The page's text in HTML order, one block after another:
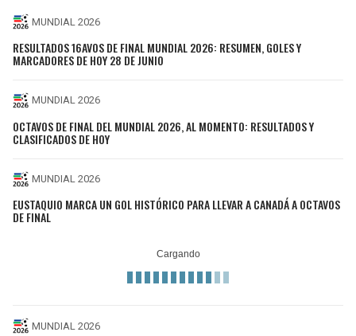
MUNDIAL 2026
RESULTADOS 16AVOS DE FINAL MUNDIAL 2026: RESUMEN, GOLES Y
MARCADORES DE HOY 28 DE JUNIO
MUNDIAL 2026
OCTAVOS DE FINAL DEL MUNDIAL 2026, AL MOMENTO: RESULTADOS Y
CLASIFICADOS DE HOY
MUNDIAL 2026
EUSTAQUIO MARCA UN GOL HISTÓRICO PARA LLEVAR A CANADÁ A OCTAVOS
DE FINAL
MUNDIAL 2026